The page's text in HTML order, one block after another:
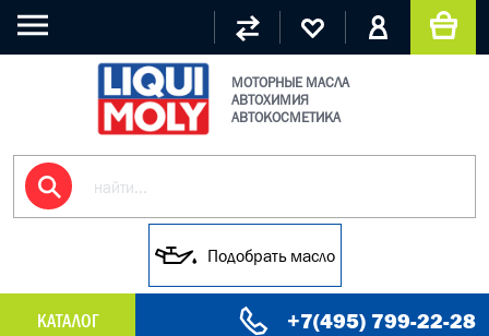
МОТОРНЫЕ МАСЛА
АВТОХИМИЯ
АВТОКОСМЕТИКА
Подобрать масло
КАТАЛОГ +7(495) 799-22-28